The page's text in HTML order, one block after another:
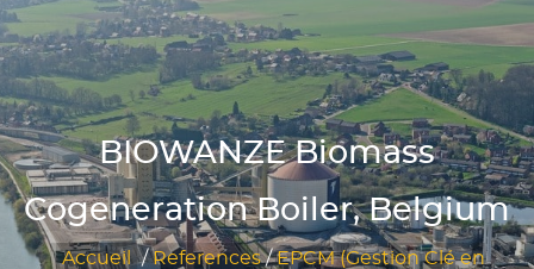
BIOWANZE Biomass
Cogeneration Boiler, Belgium
Accueil /References/EPCM (Gestion Clé en